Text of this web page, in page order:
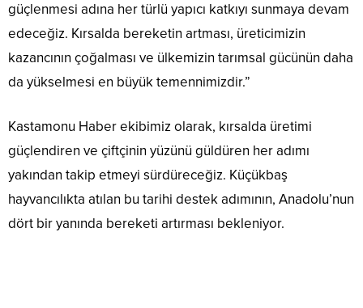
güçlenmesi adına her türlü yapıcı katkıyı sunmaya devam
edeceğiz. Kırsalda bereketin artması, üreticimizin
kazancının çoğalması ve ülkemizin tarımsal gücünün daha
da yükselmesi en büyük temennimizdir.”
Kastamonu Haber ekibimiz olarak, kırsalda üretimi
güçlendiren ve çiftçinin yüzünü güldüren her adımı
yakından takip etmeyi sürdüreceğiz. Küçükbaş
hayvancılıkta atılan bu tarihi destek adımının, Anadolu’nun
dört bir yanında bereketi artırması bekleniyor.